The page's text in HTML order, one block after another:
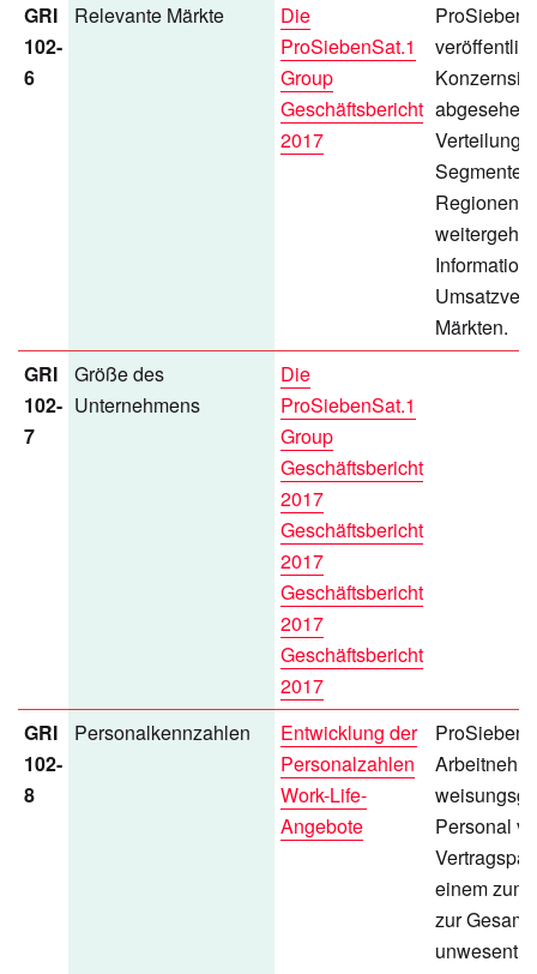
GRI
102-
6
Relevante Märkte
Die
ProSiebenSat.1
Group
Geschäftsbericht
2017
abgesehen
Verteilung
Regionen
Märkten.
GRI
102-
7
Größe des
Unternehmens
Die
ProSiebenSat.1
Group
Geschäftsbericht
2017
Geschäftsbericht
2017
Geschäftsbericht
2017
Geschäftsbericht
2017
GRI
102-
8
Personalkennzahlen
Entwicklung der
Personalzahlen
Work-Life-
Angebote
Personal
einem zum
zur